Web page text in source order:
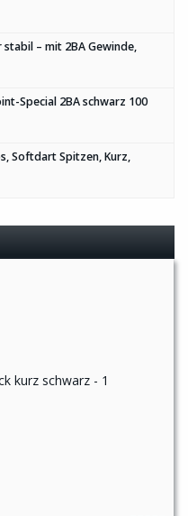
– mit 2BA Gewinde,
Special 2BA schwarz 100
Softdart Spitzen, Kurz,